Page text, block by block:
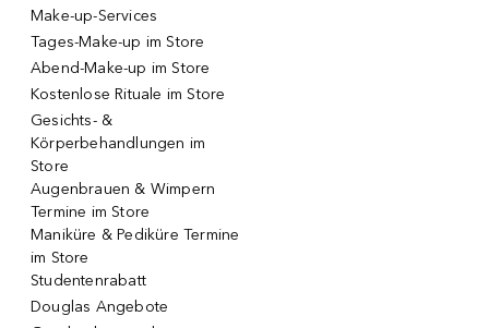
Make-up-Services
Tages-Make-up im Store
Abend-Make-up im Store
Kostenlose Rituale im Store
Gesichts- &
Körperbehandlungen im
Store
Augenbrauen & Wimpern
Termine im Store
Maniküre & Pediküre Termine
im Store
Studentenrabatt
Douglas Angebote